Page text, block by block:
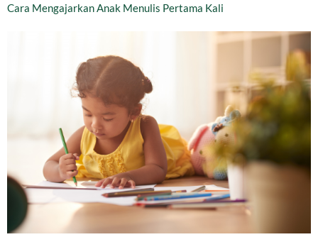
Cara Mengajarkan Anak Menulis Pertama Kali